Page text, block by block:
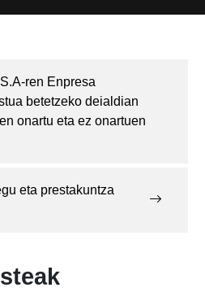
ren Enpresa
betetzeko deialdian
onartu eta ez onartuen
eta prestakuntza